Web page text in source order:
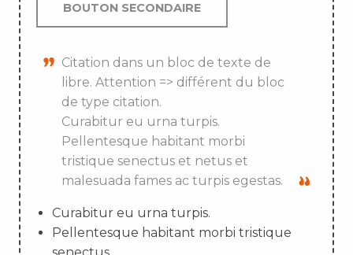
BOUTON SECONDAIRE
Citation dans un bloc de texte de
libre. Attention => différent du bloc
de type citation.
Curabitur eu urna turpis.
Pellentesque habitant morbi
tristique senectus et netus et
malesuada fames ac turpis egestas.
Curabitur eu urna turpis.
Pellentesque habitant morbi tristique